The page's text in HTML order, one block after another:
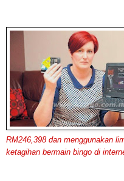
RM246,398 dan menggunakan
ketagihan bermain bingo di